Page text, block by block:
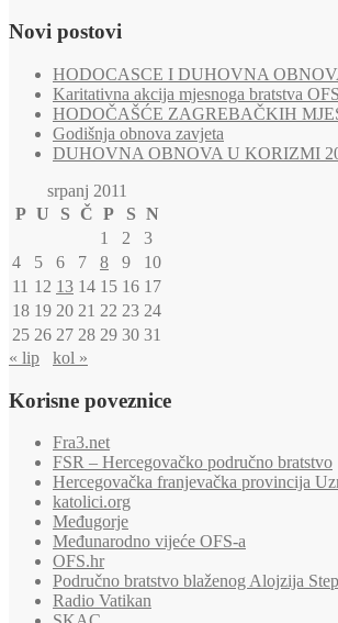
Novi postovi
HODOCASCE I DUHOVNA
Karitativna akcija mjesnoga bratstva
HODOČAŠĆE ZAGREBAČKIH
Godišnja obnova zavjeta
DUHOVNA OBNOVA U KORIZMI
srpanj 2011
P U S Č P S N
1
2
3
4
5 6 7 8 9
10
11 12 13 14 15 16 17
18 19 20 21 22 23 24
25 26 27 28 29 30 31
« lip
kol »
Korisne poveznice
Fra3.net
FSR – Hercegovačko područno bratstvo
Hercegovačka franjevačka provincija
katolici.org
Međugorje
Međunarodno vijeće OFS-a
OFS.hr
Područno bratstvo blaženog Alojzija
Radio Vatikan